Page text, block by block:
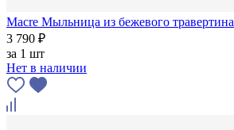
Macre Мыльница из бежевого травертина
3 790 ₽
за 1 шт
Нет в наличии